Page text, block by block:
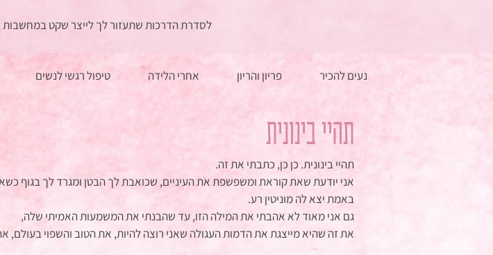
לסדרת הדרכות שתעזור לך לייצר שקט במחשבות
נעים להכיר פריון והריון אחרי הלידה טיפול רגשי לנשים
תהיי בינונית
תהיי בינונית. כן כן, כתבתי את זה.
אני יודעת שאת קוראת ומשפשפת את העיניים, שכואבת לך הבטן ומגרד לך בגוף
באמת יצא לה מוניטין רע.
גם אני מאוד לא אהבתי את המילה הזו, עד שהבנתי את המשמעות האמיתי שלה,
את זה שהיא מייצגת את הדמות העגולה שאני רוצה להיות, את הטוב והשפוי בעולם,